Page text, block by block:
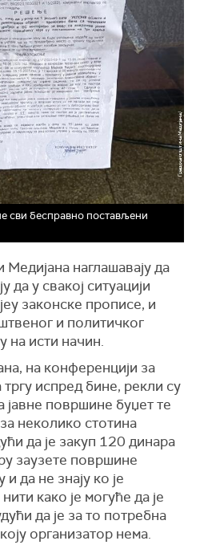
сви бесправно постављени
наглашавају да
да у свакој ситуацији
законске прописе, и
и политичког
на исти начин.
на конференцији за
испред бине, рекли су
јавне површине буџет те
неколико стотина
да је закуп 120 динара
заузете површине
да не знају ко је
како је могуће да је
да је за то потребна
организатор нема.